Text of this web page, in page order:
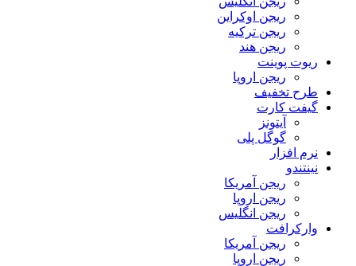
ریجن اوکراین
ریجن ترکیه
ریجن هند
ریوت پوینت
ریجن اروپا
طرح تخفیف
گیفت کارت
آیتونز
گوگل پلی
نرم افزار
نینتندو
ریجن آمریکا
ریجن اروپا
ریجن انگلیس
وارکرافت
ریجن آمریکا
ریجن اروپا